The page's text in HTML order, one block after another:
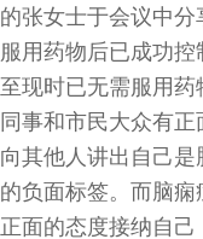
的张女士于会议中分
服用药物后已成功
至现时已无需服用药
同事和市民大众有
向其他人讲出自己
的负面标签。而脑
正面的态度接纳自己